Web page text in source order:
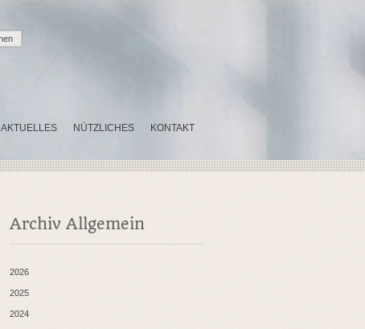
AKTUELLES NÜTZLICHES KONTAKT
Archiv Allgemein
2026
2025
2024